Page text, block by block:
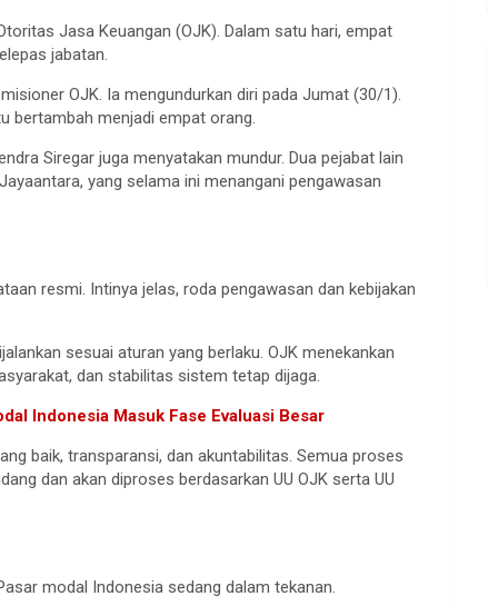
Jasa Keuangan (OJK). Dalam satu hari, empat
jabatan.
OJK. Ia mengundurkan diri pada Jumat (30/1).
bertambah menjadi empat orang.
Siregar juga menyatakan mundur. Dua pejabat lain
yang selama ini menangani pengawasan
resmi. Intinya jelas, roda pengawasan dan kebijakan
sesuai aturan yang berlaku. OJK menekankan
dan stabilitas sistem tetap dijaga.
Indonesia Masuk Fase Evaluasi Besar
baik, transparansi, dan akuntabilitas. Semua proses
dan akan diproses berdasarkan UU OJK serta UU
modal Indonesia sedang dalam tekanan.